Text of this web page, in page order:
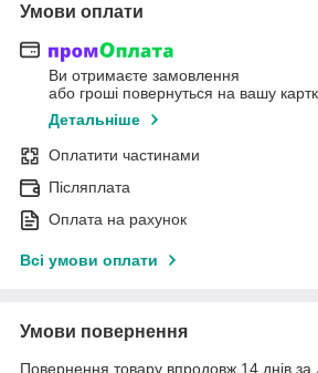
Умови оплати
Ви отримаєте замовлення
або гроші повернуться на вашу
Детальніше
Оплатити частинами
Післяплата
Оплата на рахунок
Всі умови оплати
Умови повернення
Повернення товару впродовж 14 днів за